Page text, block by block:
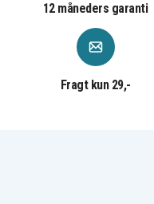
12 måneders garanti
Fragt kun 29,-